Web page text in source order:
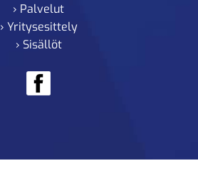
› Palvelut
› Yritysesittely
› Sisällöt